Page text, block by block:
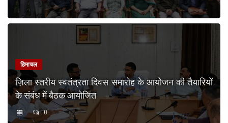
हिमाचल
ज़िला स्तरीय स्वतंत्रता दिवस समारोह के आयोजन की तैयारियों
के संबंध में बैठक आयोजित
0